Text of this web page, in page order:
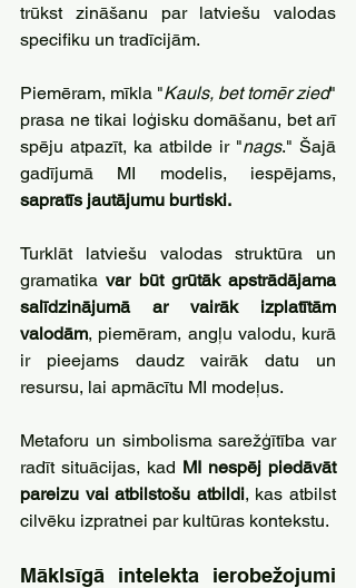
trūkst zināšanu par latviešu valodas
specifiku un tradīcijām.
Piemēram, mīkla "Kauls, bet tomēr zied"
prasa ne tikai loģisku domāšanu, bet arī
spēju atpazīt, ka atbilde ir "nags." Šajā
sapratīs jautājumu burtiski.
Turklāt latviešu valodas struktūra un
gramatika var būt grūtāk apstrādājama
salīdzinājumā ar vairāk izplatītām
valodām, piemēram, angļu valodu, kurā
ir pieejams daudz vairāk datu un
resursu, lai apmācītu MI modeļus.
Metaforu un simbolisma sarežģītība var
radīt situācijas, kad MI nespēj piedāvāt
pareizu vai atbilstošu atbildi, kas atbilst
cilvēku izpratnei par kultūras kontekstu.
Māklsīgā intelekta ierobežojumi